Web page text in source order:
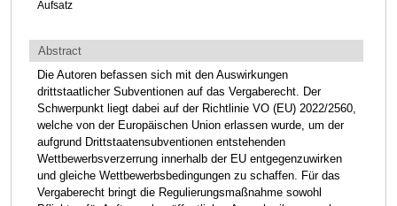
Aufsatz
Abstract
Die Autoren befassen sich mit den Auswirkungen
drittstaatlicher Subventionen auf das Vergaberecht. Der
Schwerpunkt liegt dabei auf der Richtlinie VO (EU) 2022/2560,
welche von der Europäischen Union erlassen wurde, um der
aufgrund Drittstaatensubventionen entstehenden
Wettbewerbsverzerrung innerhalb der EU entgegenzuwirken
und gleiche Wettbewerbsbedingungen zu schaffen. Für das
Vergaberecht bringt die Regulierungsmaßnahme sowohl